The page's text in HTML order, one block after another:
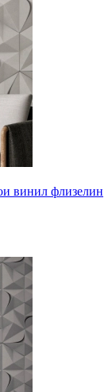
винил флизелин